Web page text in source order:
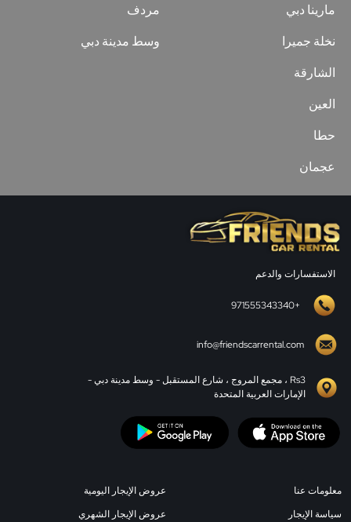
مارينا دبي
نخلة جميرا
مردف
وسط مدينة دبي
الشارقة
العين
حطا
عجمان
الاستفسارات والدعم
+971555343340
info@friendscarrental.com
Rs3 ، مجمع المروج ، شارع المستقبل - وسط مدينة دبي -
الإمارات العربية المتحدة
معلومات عنا
سياسة الإيجار
عروض الإيجار اليومية
عروض الإيجار الشهري